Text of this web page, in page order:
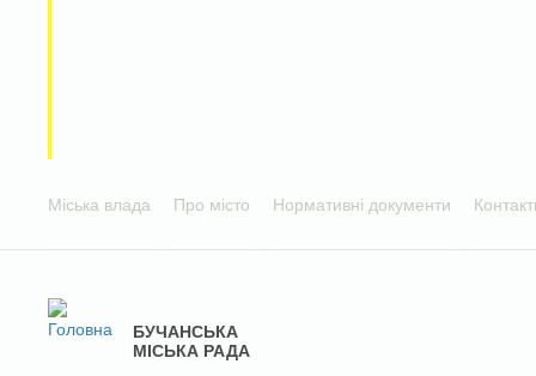
Міська влада Про місто Нормативні документи
БУЧАНСЬКА
МІСЬКА РАДА